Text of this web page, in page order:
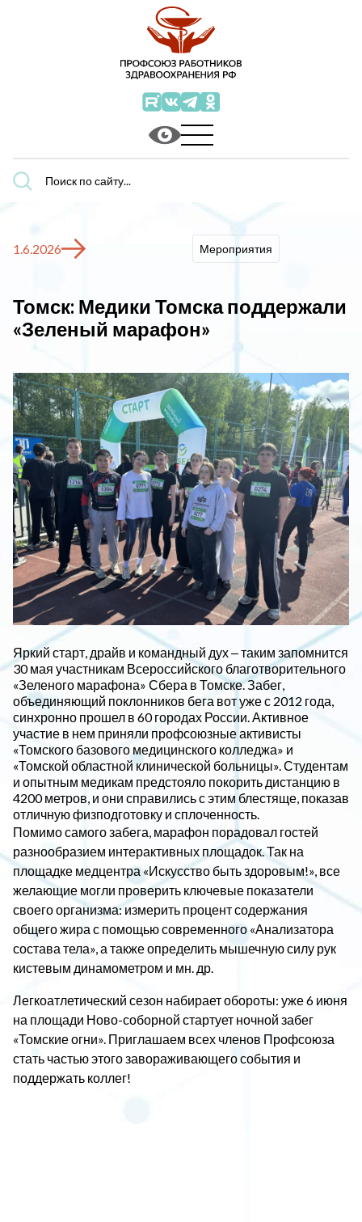
Поиск
по
1.6.2026 Мероприятия
Томск: Медики Томска поддержали
«Зеленый марафон»
Яркий старт, драйв и командный дух ‒ таким запомнится
30 мая участникам Всероссийского благотворительного
«Зеленого марафона» Сбера в Томске. Забег,
объединяющий поклонников бега вот уже с 2012 года,
синхронно прошел в 60 городах России. Активное
участие в нем приняли профсоюзные активисты
«Томского базового медицинского колледжа» и
«Томской областной клинической больницы». Студентам
и опытным медикам предстояло покорить дистанцию в
4200 метров, и они справились с этим блестяще, показав
отличную физподготовку и сплоченность.
Помимо самого забега, марафон порадовал гостей
разнообразием интерактивных площадок. Так на
площадке медцентра «Искусство быть здоровым!», все
желающие могли проверить ключевые показатели
своего организма: измерить процент содержания
общего жира с помощью современного «Анализатора
состава тела», а также определить мышечную силу рук
кистевым динамометром и мн. др.
Легкоатлетический сезон набирает обороты: уже 6 июня
на площади Ново-соборной стартует ночной забег
«Томские огни». Приглашаем всех членов Профсоюза
стать частью этого завораживающего события и
поддержать коллег!